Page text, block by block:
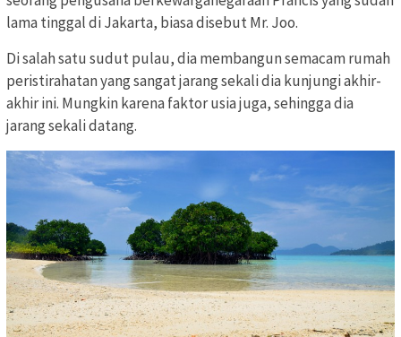
lama tinggal di Jakarta, biasa disebut Mr. Joo.
Di salah satu sudut pulau, dia membangun semacam rumah
peristirahatan yang sangat jarang sekali dia kunjungi akhir-
akhir ini. Mungkin karena faktor usia juga, sehingga dia
jarang sekali datang.